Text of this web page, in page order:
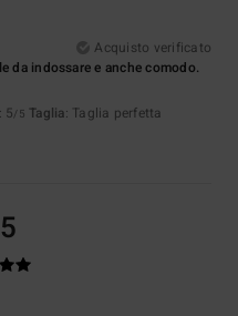
Acquisto verificato
da indossare e anche comodo.
: 5/5 Taglia: Taglia perfetta